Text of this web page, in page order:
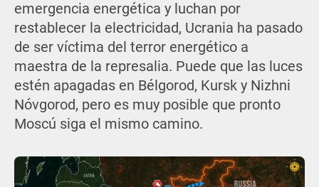
emergencia energética y luchan por
restablecer la electricidad, Ucrania ha pasado
de ser víctima del terror energético a
maestra de la represalia. Puede que las luces
estén apagadas en Bélgorod, Kursk y Nizhni
Nóvgorod, pero es muy posible que pronto
Moscú siga el mismo camino.